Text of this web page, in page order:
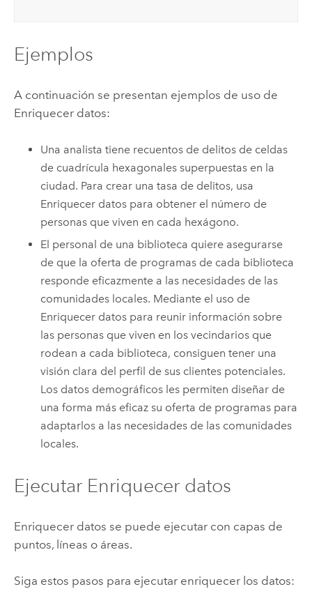
Ejemplos
A continuación se presentan ejemplos de uso de
Enriquecer datos:
Una analista tiene recuentos de delitos de celdas
de cuadrícula hexagonales superpuestas en la
ciudad. Para crear una tasa de delitos, usa
Enriquecer datos para obtener el número de
personas que viven en cada hexágono.
El personal de una biblioteca quiere asegurarse
de que la oferta de programas de cada biblioteca
responde eficazmente a las necesidades de las
comunidades locales. Mediante el uso de
Enriquecer datos para reunir información sobre
las personas que viven en los vecindarios que
rodean a cada biblioteca, consiguen tener una
visión clara del perfil de sus clientes potenciales.
Los datos demográficos les permiten diseñar de
una forma más eficaz su oferta de programas para
adaptarlos a las necesidades de las comunidades
locales.
Ejecutar Enriquecer datos
Enriquecer datos se puede ejecutar con capas de
puntos, líneas o áreas.
Siga estos pasos para ejecutar enriquecer los datos: